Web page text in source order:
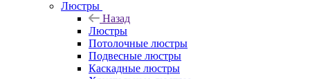
Люстры
Назад
Люстры
Потолочные люстры
Подвесные люстры
Каскадные люстры